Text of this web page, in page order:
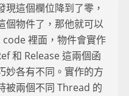
這個欄位降到了零，
個物件了，那他就可以
裡面，物件會實作
和 Release 這兩個函
妙各有不同。實作的方
被兩個不同 Thread 的